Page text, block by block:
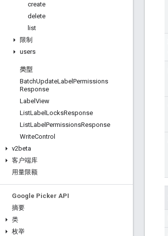
create
delete
list
限制
users
类型
BatchUpdateLabel Permissions
Response
Label View
ListLabel LocksResponse
ListLabel PermissionsResponse
WriteControl
v2beta
客户端库
用量限额
Google Picker API
摘要
类
枚举